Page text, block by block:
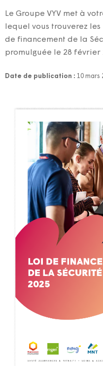
Le Groupe VYV met à
lequel vous trouverez
de financement de la
promulguée le 28 février
Date de publication : 10 mars